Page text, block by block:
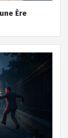
Ère